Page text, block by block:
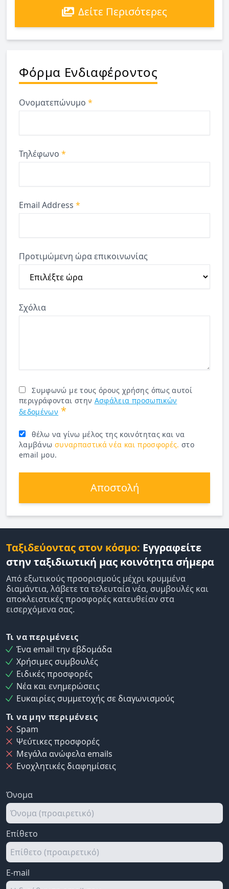
Δείτε Περισότερες
Φόρμα Ενδιαφέροντος
Ονοματεπώνυμο *
Τηλέφωνο *
Email Address *
Προτιμώμενη ώρα επικοινωνίας
Σχόλια
Συμφωνώ με τους όρους χρήσης όπως αυτοί
περιγράφονται στην Ασφάλεια προσωπικών
δεδομένων *
θέλω να γίνω μέλος της κοινότητας και να
λαμβάνω συναρπαστικά νέα και προσφορές. στο
email μου.
Αποστολή
Ταξιδεύοντας στον κόσμο: Εγγραφείτε
στην ταξιδιωτική μας κοινότητα σήμερα
Από εξωτικούς προορισμούς μέχρι κρυμμένα
διαμάντια, λάβετε τα τελευταία νέα, συμβουλές και
αποκλειστικές προσφορές κατευθείαν στα
εισερχόμενα σας.
Τι να περιμένεις
Ένα email την εβδομάδα
Χρήσιμες συμβουλές
Ειδικές προσφορές
Νέα και ενημερώσεις
Ευκαιρίες συμμετοχής σε διαγωνισμούς
Τι να μην περιμένεις
Spam
Ψεύτικες προσφορές
Μεγάλα ανώφελα emails
Ενοχλητικές διαφημίσεις
Όνομα
Επίθετο
E-mail